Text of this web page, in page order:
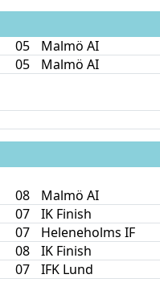
05 Malmö AI
05 Malmö AI
08 Malmö AI
07 IK Finish
07 Heleneholms IF
08 IK Finish
07 IFK Lund